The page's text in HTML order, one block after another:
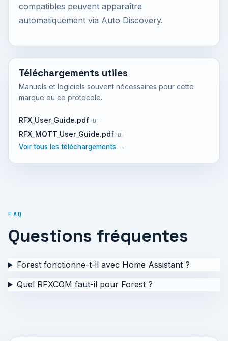
compatibles peuvent apparaître
automatiquement via Auto Discovery.
Téléchargements utiles
Manuels et logiciels souvent nécessaires pour cette
marque ou ce protocole.
RFX_User_Guide.pdfPDF
RFX_MQTT_User_Guide.pdfPDF
Voir tous les téléchargements →
FAQ
Questions fréquentes
Forest fonctionne-t-il avec Home Assistant ?
Quel RFXCOM faut-il pour Forest ?